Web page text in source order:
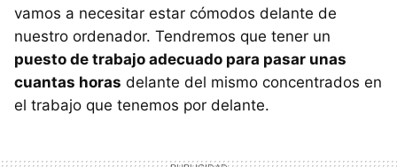
vamos a necesitar estar cómodos delante de
nuestro ordenador. Tendremos que tener un
puesto de trabajo adecuado para pasar unas
cuantas horas delante del mismo concentrados en
el trabajo que tenemos por delante.